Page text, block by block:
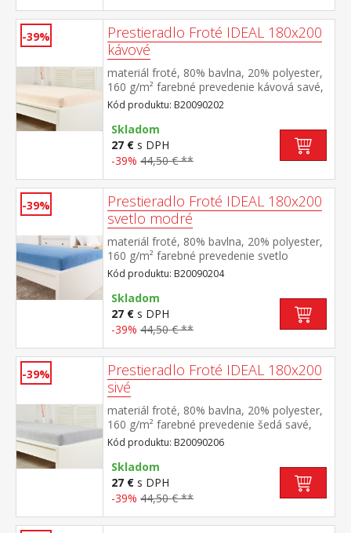
-39%
Prestieradlo Froté IDEAL 180x200
kávové
materiál froté, 80% bavlna, 20% polyester,
160 g/m² farebné prevedenie kávová savé,
odolné, stálofarebné, obšité gumou pre
matrace do výšky 25 cm prateľné do 40 °C
Kód produktu: B20090202
Skladom
27 € s DPH
-39% 44,50 € **
-39%
Prestieradlo Froté IDEAL 180x200
svetlo modré
materiál froté, 80% bavlna, 20% polyester,
160 g/m² farebné prevedenie svetlo
modrá savé, odolné, stálofarebné, obšité
gumou pre matrace do výšky 25
cm prateľné do 40 °C
Kód produktu: B20090204
Skladom
27 € s DPH
-39% 44,50 € **
-39%
Prestieradlo Froté IDEAL 180x200
sivé
materiál froté, 80% bavlna, 20% polyester,
160 g/m² farebné prevedenie šedá savé,
odolné, stálofarebné, obšité gumou pre
matrace do výšky 25 cm prateľné do 40 °C
Kód produktu: B20090206
Skladom
27 € s DPH
-39% 44,50 € **